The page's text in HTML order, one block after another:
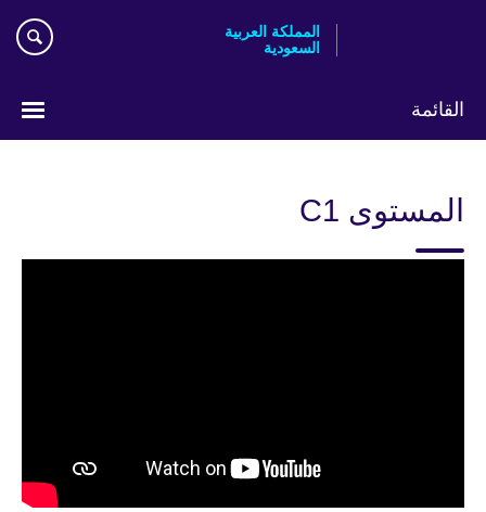
المملكة العربية
السعودية
القائمة
المستوى C1